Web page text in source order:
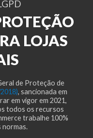
LOJAS
de Proteção de
, sancionada em
em vigor em 2021,
todos os recursos
trabalhe 100%
normas.